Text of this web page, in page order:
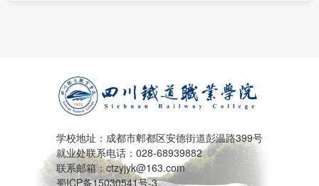
学校地址：成都市郫都区安德街道彭温路399号
就业处联系电话：028-68939882
联系邮箱：ctzyjyk@163.com
蜀ICP备15030541号-3